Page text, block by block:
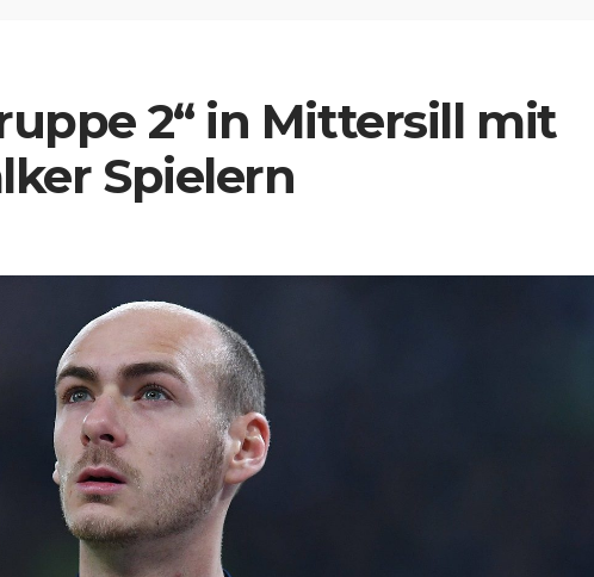
2“ in Mittersill mit
Spielern